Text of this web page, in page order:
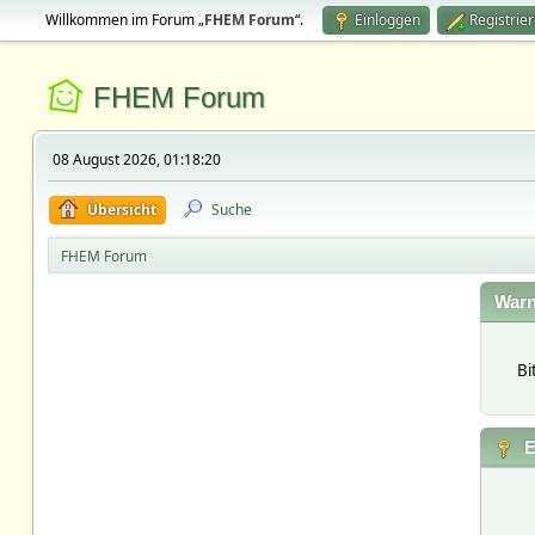
Willkommen im Forum „FHEM Forum“. Einloggen
FHEM Forum
08 August 2026, 01:18:20
Übersicht Suche
FHEM Forum